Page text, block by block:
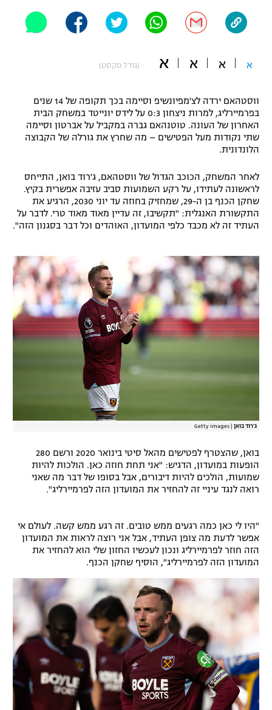
"מחצית בשכונה" – פודקאסט
משתתפים וזוכים בפרסים
תקנון עבור פעילות אלקטרה
תקנון עבור פעילות ספורט 1 – "מרלן"
טניס
גיימינג E-Sports
תנאי שימוש
מדיניות פרטיות
תקנון פעילות ספורט 1
רשיון להקרנה פומבית לבית עסק
הצטרפות לחבילת הערוצים
תגיות
אופניים
פוטבול אמריקאי NFL
בייסבול MLB
אומנויות לחימה
גיימינג E-Sports
א א א א (גודל טקסט)
ווסטהאם ירדה לצ'מפיונשיפ וסיימה בכך תקופה של 14 שנים
בפרמיירליג, למרות ניצחון 0:3 על לידס יונייטד במשחק הבית
האחרון של העונה. טוטנהאם גברה במקביל על אברטון וסיימה
שתי נקודות מעל הפטישים – מה שחרץ את גורלה של הקבוצה
הלונדונית.
לאחר המשחק, הכוכב הגדול של ווסטהאם, ג'רוד בואן, התייחס
לראשונה לעתידו, על רקע השמועות סביב עזיבה אפשרית בקיץ.
שחקן הכנף בן ה-29, שמחזיק בחוזה עד יוני 2030, הרגיע את
התקשורת האנגלית: "תקשיבו, זה עדיין מאוד מאוד טרי. לדבר על
העתיד זה לא מכבד כלפי המועדון, האוהדים וכל דבר בסגנון הזה".
ג'רוד בואן Getty images
בואן, שהצטרף לפטישים מהאל סיטי בינואר 2020 ורשם 280
הופעות במועדון, הדגיש: "אני תחת חוזה כאן. הולכות להיות
שמועות, הולכים להיות דיבורים, אבל בסופו של דבר מה שאני
רואה לנגד עיניי זה להחזיר את המועדון הזה לפרמיירליג".
"היו לי כאן כמה רגעים ממש טובים. זה רגע ממש קשה. לעולם אי
אפשר לדעת מה צופן העתיד, אבל אני רוצה לראות את המועדון
הזה חוזר לפרמיירליג ונכון לעכשיו החזון שלי הוא להחזיר את
המועדון הזה לפרמיירליג", הוסיף שחקן הכנף.